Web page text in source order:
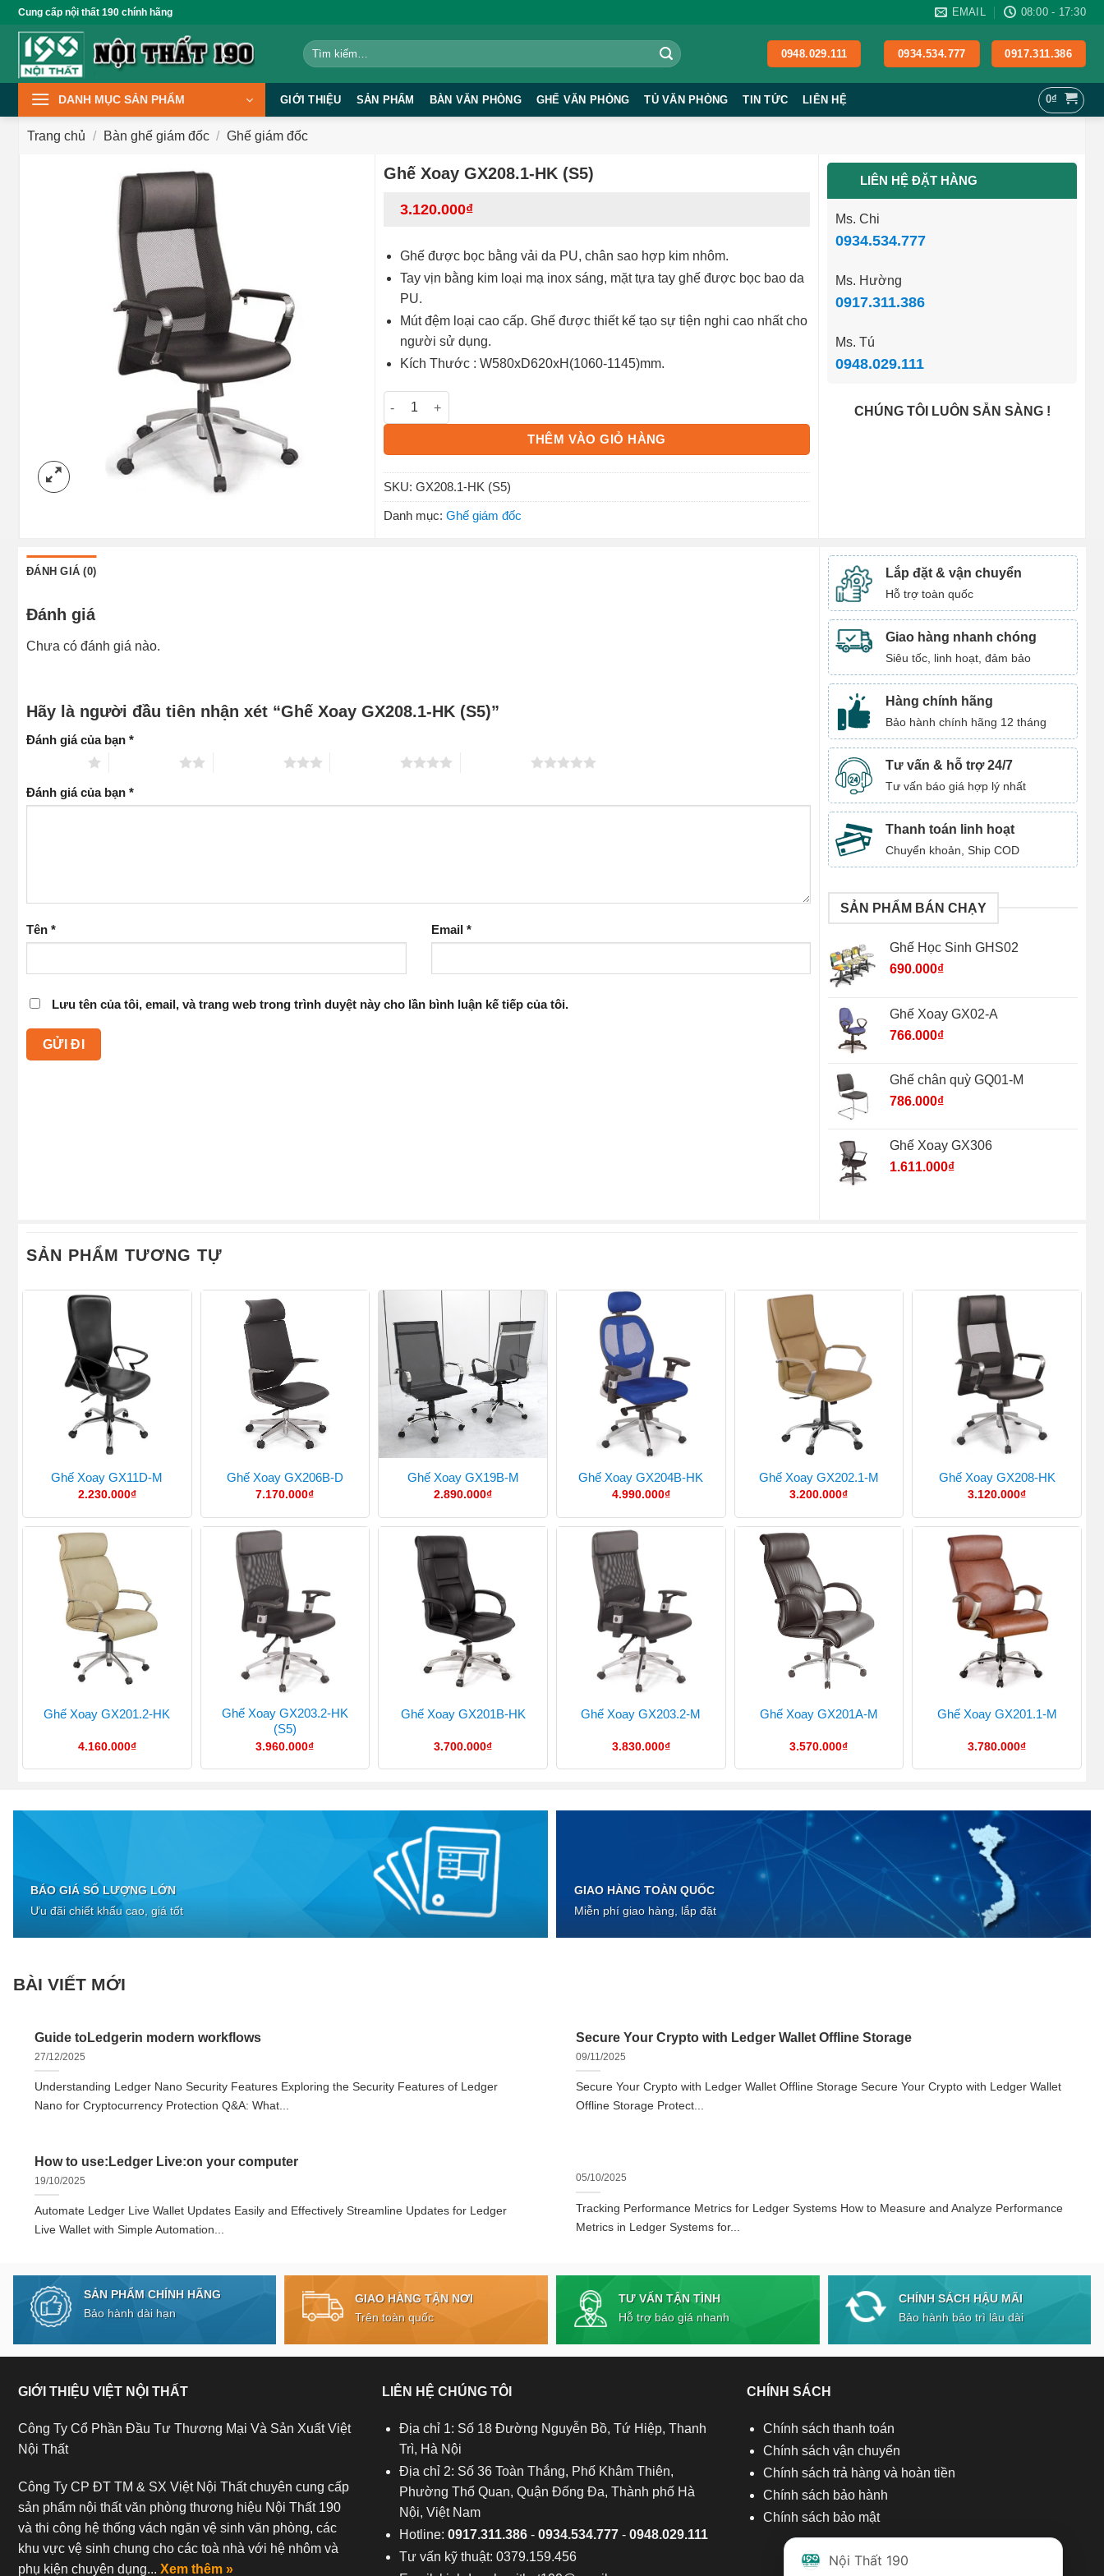
qua
dung
Cung cấp nội thất 190 chính hãng EMAIL 08:00 - 17:30
Tìm
kiếm:
0948.029.111 0934.534.777 0917.311.386
DANH MỤC SẢN PHẨM GIỚI THIỆU SẢN PHẨM BÀN VĂN PHÒNG GHẾ VĂN PHÒNG TỦ VĂN PHÒNG TIN TỨC LIÊN HỆ 0₫
Trang chủ / Bàn ghế giám đốc / Ghế giám đốc
Ghế Xoay GX208.1-HK (S5)
3.120.000₫
Ghế được bọc bằng vải da PU, chân sao hợp kim nhôm.
Tay vịn bằng kim loại mạ inox sáng, mặt tựa tay ghế được bọc bao da
PU.
Mút đệm loại cao cấp. Ghế được thiết kế tạo sự tiện nghi cao nhất cho
người sử dụng.
Kích Thước : W580xD620xH(1060-1145)mm.
Ghế Xoay GX208.1-HK (S5) số lượng
THÊM VÀO GIỎ HÀNG
SKU: GX208.1-HK (S5)
Danh mục: Ghế giám đốc
LIÊN HỆ ĐẶT HÀNG
Ms. Chi
0934.534.777
Ms. Hường
0917.311.386
Ms. Tú
0948.029.111
CHÚNG TÔI LUÔN SẴN SÀNG !
ĐÁNH GIÁ (0)
Đánh giá
Chưa có đánh giá nào.
Hãy là người đầu tiên nhận xét “Ghế Xoay GX208.1-HK (S5)”
Đánh giá của bạn *
Đánh giá của bạn *
Tên * Email *
Lưu tên của tôi, email, và trang web trong trình duyệt này cho lần bình luận kế tiếp của tôi.
Lắp đặt & vận chuyển
Hỗ trợ toàn quốc
Giao hàng nhanh chóng
Siêu tốc, linh hoạt, đảm bảo
Hàng chính hãng
Bảo hành chính hãng 12 tháng
Tư vấn & hỗ trợ 24/7
Tư vấn báo giá hợp lý nhất
Thanh toán linh hoạt
Chuyển khoản, Ship COD
SẢN PHẨM BÁN CHẠY
Ghế Học Sinh GHS02
690.000₫
Ghế Xoay GX02-A
766.000₫
Ghế chân quỳ GQ01-M
786.000₫
Ghế Xoay GX306
1.611.000₫
SẢN PHẨM TƯƠNG TỰ
Ghế Xoay GX11D-M
2.230.000₫
Ghế Xoay GX206B-D
7.170.000₫
Ghế Xoay GX19B-M
2.890.000₫
Ghế Xoay GX204B-HK
4.990.000₫
Ghế Xoay GX202.1-M
3.200.000₫
Ghế Xoay GX208-HK
3.120.000₫
Ghế Xoay GX201.2-HK
4.160.000₫
Ghế Xoay GX203.2-HK
(S5)
3.960.000₫
Ghế Xoay GX201B-HK
3.700.000₫
Ghế Xoay GX203.2-M
3.830.000₫
Ghế Xoay GX201A-M
3.570.000₫
Ghế Xoay GX201.1-M
3.780.000₫
BÁO GIÁ SỐ LƯỢNG LỚN
Ưu đãi chiết khấu cao, giá tốt
GIAO HÀNG TOÀN QUỐC
Miễn phí giao hàng, lắp đặt
BÀI VIẾT MỚI
Guide toLedgerin modern workflows
27/12/2025
Understanding Ledger Nano Security Features Exploring the Security Features of Ledger
Nano for Cryptocurrency Protection Q&A: What...
Secure Your Crypto with Ledger Wallet Offline Storage
09/11/2025
Secure Your Crypto with Ledger Wallet Offline Storage Secure Your Crypto with Ledger Wallet
Offline Storage Protect...
How to use:Ledger Live:on your computer
19/10/2025
Automate Ledger Live Wallet Updates Easily and Effectively Streamline Updates for Ledger
Live Wallet with Simple Automation...
05/10/2025
Tracking Performance Metrics for Ledger Systems How to Measure and Analyze Performance
Metrics in Ledger Systems for...
SẢN PHẨM CHÍNH HÃNG
Bảo hành dài hạn
GIAO HÀNG TẬN NƠI
Trên toàn quốc
TƯ VẤN TẬN TÌNH
Hỗ trợ báo giá nhanh
CHÍNH SÁCH HẬU MÃI
Bảo hành bảo trì lâu dài
GIỚI THIỆU VIỆT NỘI THẤT
Công Ty Cổ Phần Đầu Tư Thương Mại Và Sản Xuất Việt
Nội Thất
Công Ty CP ĐT TM & SX Việt Nội Thất chuyên cung cấp
sản phẩm nội thất văn phòng thương hiệu Nội Thất 190
và thi công hệ thống vách ngăn vệ sinh văn phòng, các
khu vực vệ sinh chung cho các toà nhà với hệ nhôm và
phụ kiện chuyên dụng... Xem thêm »
LIÊN HỆ CHÚNG TÔI
Địa chỉ 1: Số 18 Đường Nguyễn Bồ, Tứ Hiệp, Thanh
Trì, Hà Nội
Địa chỉ 2: Số 36 Toàn Thắng, Phố Khâm Thiên,
Phường Thổ Quan, Quận Đống Đa, Thành phố Hà
Nội, Việt Nam
Hotline:0917.311.386 -0934.534.777 -0948.029.111
Tư vấn kỹ thuật: 0379.159.456
CHÍNH SÁCH
Chính sách thanh toán
Chính sách vận chuyển
Chính sách trả hàng và hoàn tiền
Chính sách bảo hành
Chính sách bảo mật
Nội Thất 190